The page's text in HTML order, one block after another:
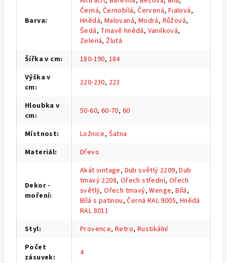
Barva:
Černá, Černobílá,Červená, Fialová,
Hnědá, Malovaná, Modrá, Růžová,
Šedá, Tmavě hnědá, Vanilková,
Zelená, Žlutá
Šířka v cm: 180-190, 184
Výška v
cm: 220-230, 223
Hloubka v
cm: 50-60, 60-70, 60
Místnost: Ložnice, Šatna
Materiál: Dřevo
Dekor -
moření:
Akát vintage, Dub světlý 2209,Dub
tmavý 2208, Ořech střední, Ořech
světlý,Ořech tmavý,Wenge,Bílá,
Bílá s patinou,Černá RAL 9005, Hnědá
RAL 8011
Styl: Provence,Retro, Rustikální
Počet
zásuvek: 4